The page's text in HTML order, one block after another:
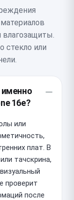
стекло или
именно
16e?
или
плат. В
тачскрина,
проверит
после